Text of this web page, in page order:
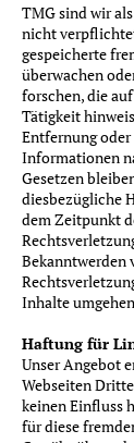
TMG sind wir
nicht
gespeicherte
überwachen
forschen, die
Tätigkeit
Entfernung
Informationen
Gesetzen
diesbezügliche
dem Zeitpunkt
Bekanntwerden
Inhalte
Haftung für
Unser Angebot
Webseiten
keinen Einfluss
für diese